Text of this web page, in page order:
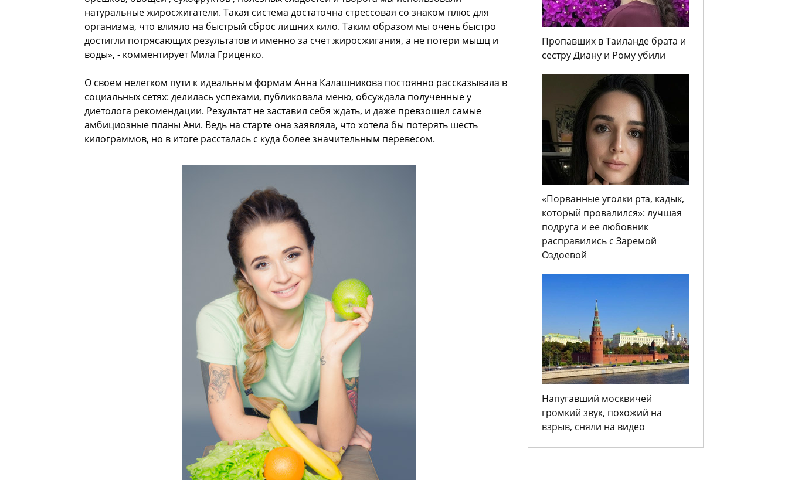
натуральные жиросжигатели. Такая система достаточна стрессовая со знаком плюс для
организма, что влияло на быстрый сброс лишних кило. Таким образом мы очень быстро
достигли потрясающих результатов и именно за счет жиросжигания, а не потери мышц и
воды», - комментирует Мила Гриценко.
О своем нелегком пути к идеальным формам Анна Калашникова постоянно рассказывала в
социальных сетях: делилась успехами, публиковала меню, обсуждала полученные у
диетолога рекомендации. Результат не заставил себя ждать, и даже превзошел самые
амбициозные планы Ани. Ведь на старте она заявляла, что хотела бы потерять шесть
килограммов, но в итоге рассталась с куда более значительным перевесом.
Пропавших в Таиланде брата и
сестру Диану и Рому убили
«Порванные уголки рта, кадык,
который провалился»: лучшая
подруга и ее любовник
расправились с Заремой
Оздоевой
Напугавший москвичей
громкий звук, похожий на
взрыв, сняли на видео